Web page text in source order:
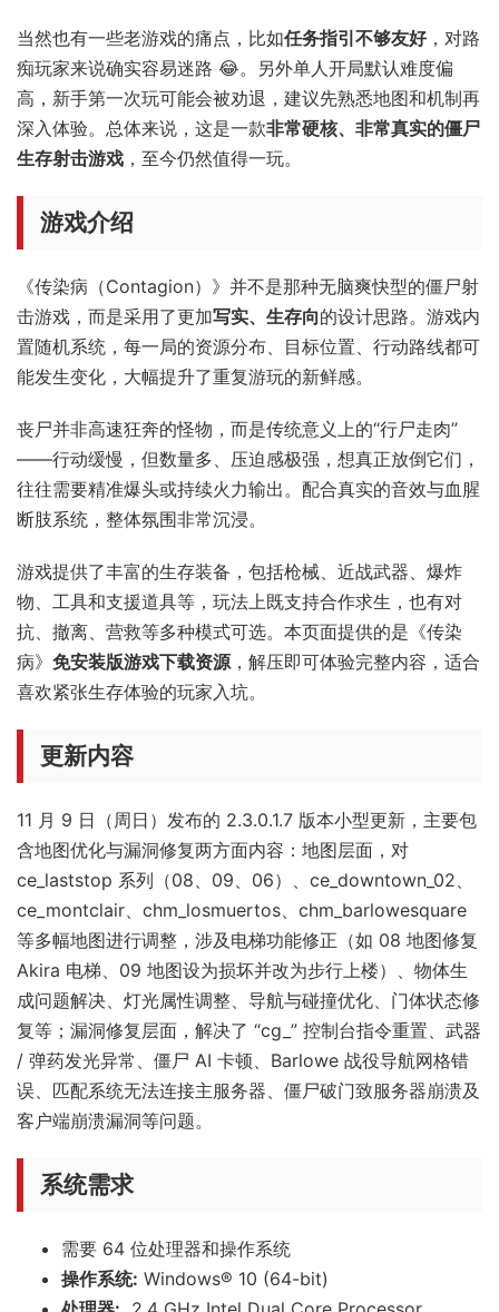
当然也有一些老游戏的痛点，比如任务指引不够友好，对路
痴玩家来说确实容易迷路 😂。另外单人开局默认难度偏
高，新手第一次玩可能会被劝退，建议先熟悉地图和机制再
深入体验。总体来说，这是一款非常硬核、非常真实的僵尸
生存射击游戏 ，至今仍然值得一玩。
游戏介绍
《传染病（Contagion）》并不是那种无脑爽快型的僵尸射
击游戏，而是采用了更加写实、生存向的设计思路。游戏内
置随机系统，每一局的资源分布、目标位置、行动路线都可
能发生变化，大幅提升了重复游玩的新鲜感。
丧尸并非高速狂奔的怪物，而是传统意义上的“行尸走肉”
——行动缓慢，但数量多、压迫感极强，想真正放倒它们，
往往需要精准爆头或持续火力输出。配合真实的音效与血腥
断肢系统，整体氛围非常沉浸。
游戏提供了丰富的生存装备，包括枪械、近战武器、爆炸
物、工具和支援道具等，玩法上既支持合作求生，也有对
抗、撤离、营救等多种模式可选。本页面提供的是《传染
病》 免安装版游戏下载资源 ，解压即可体验完整内容，适合
喜欢紧张生存体验的玩家入坑。
更新内容
11 月 9 日（周日）发布的 2.3.0.1.7 版本小型更新，主要包
含地图优化与漏洞修复两方面内容：地图层面，对
ce_laststop 系列（08、09、06）、ce_downtown_02、
ce_montclair、chm_losmuertos、chm_barlowesquare
等多幅地图进行调整，涉及电梯功能修正（如 08 地图修复
Akira 电梯、09 地图设为损坏并改为步行上楼）、物体生
成问题解决、灯光属性调整、导航与碰撞优化、门体状态修
复等；漏洞修复层面，解决了 “cg_” 控制台指令重置、武器
/ 弹药发光异常、僵尸 AI 卡顿、Barlowe 战役导航网格错
误、匹配系统无法连接主服务器、僵尸破门致服务器崩溃及
客户端崩溃漏洞等问题。
系统需求
需要 64 位处理器和操作系统
操作系统: Windows® 10 (64-bit)